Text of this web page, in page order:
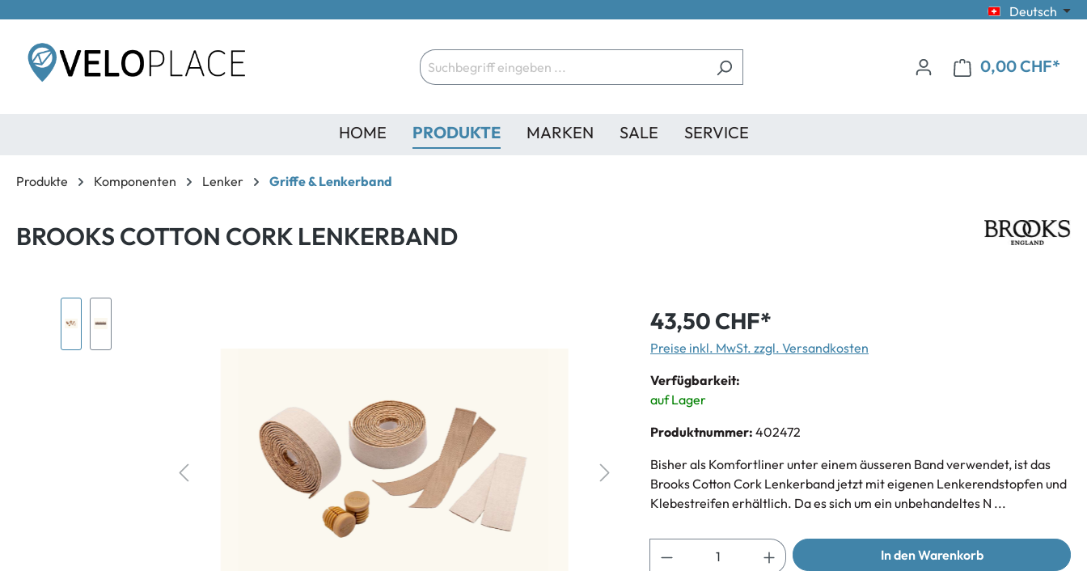
springen Deutsch
0,00 CHF*
HOME PRODUKTE MARKEN SALE SERVICE
Produkte Komponenten Lenker Griffe & Lenkerband
BROOKS COTTON CORK LENKERBAND
43,50 CHF*
Preise inkl. MwSt. zzgl. Versandkosten
Verfügbarkeit:
auf Lager
Produktnummer: 402472
Bisher als Komfortliner unter einem äusseren Band verwendet, ist das
Brooks Cotton Cork Lenkerband jetzt mit eigenen Lenkerendstopfen und
Klebestreifen erhältlich. Da es sich um ein unbehandeltes N ...
In den Warenkorb